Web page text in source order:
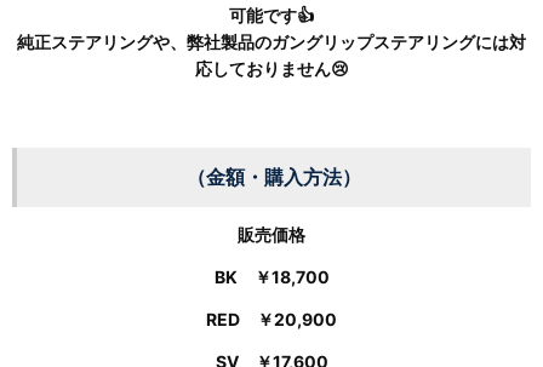
可能です👍
純正ステアリングや、弊社製品のガングリップステアリングには対
応しておりません😢
（金額・購入方法）
販売価格
BK ￥18,700
RED ￥20,900
SV ￥17,600